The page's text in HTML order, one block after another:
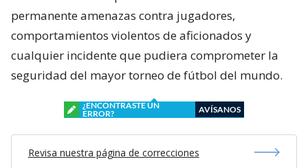
permanente amenazas contra jugadores,
comportamientos violentos de aficionados y
cualquier incidente que pudiera comprometer la
seguridad del mayor torneo de fútbol del mundo.
¿ENCONTRASTE UN
ERROR?
AVÍSANOS
Revisa nuestra página de correcciones